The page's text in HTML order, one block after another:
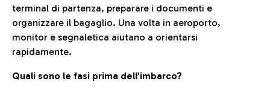
terminal di partenza, preparare i documenti e
organizzare il bagaglio. Una volta in aeroporto,
monitor e segnaletica aiutano a orientarsi
rapidamente.
Quali sono le fasi prima dell’imbarco?